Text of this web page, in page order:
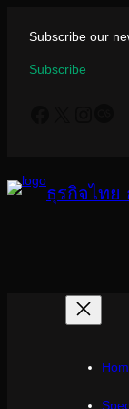
เนื้อหา
Subscribe our
Subscribe
ธุรกิจไทย